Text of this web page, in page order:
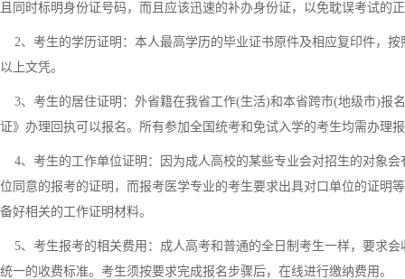
且同时标明身份证号码，而且应该迅速的补办身份证，以免耽误考试的
2、考生的学历证明：本人最高学历的毕业证书原件及相应复印件，
以上文凭。
3、考生的居住证明：外省籍在我省工作(生活)和本省跨市(地级市)报
证》办理回执可以报名。所有参加全国统考和免试入学的考生均需办理
4、考生的工作单位证明：因为成人高校的某些专业会对招生的对象
位同意的报考的证明，而报考医学专业的考生要求出具对口单位的证明
备好相关的工作证明材料。
5、考生报考的相关费用：成人高考和普通的全日制考生一样，要求
统一的收费标准。考生须按要求完成报名步骤后，在线进行缴纳费用。